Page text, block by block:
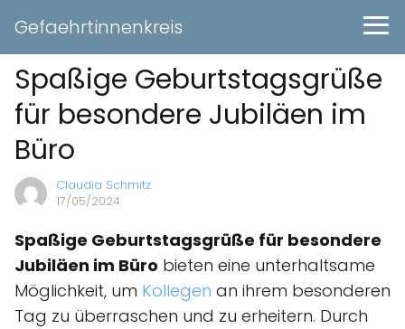
Gefaehrtinnenkreis
Spaßige Geburtstagsgrüße
für besondere Jubiläen im
Büro
Claudia Schmitz
17/05/2024
Spaßige Geburtstagsgrüße für besondere
Jubiläen im Büro bieten eine unterhaltsame
Möglichkeit, um Kollegen an ihrem besonderen
Tag zu überraschen und zu erheitern. Durch